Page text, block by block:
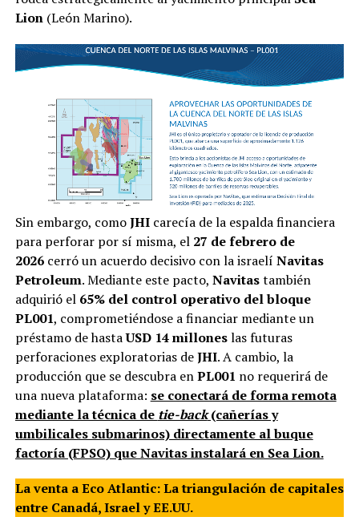
Lion(León Marino).
Sin embargo, comoJHIcarecía de la espalda financiera
para perforar por sí misma, el 27 de febrero de
2026cerró un acuerdo decisivo con la israelí Navitas
Petroleum. Mediante este pacto, Navitastambién
adquirió el 65% del control operativo del bloque
PL001, comprometiéndose a financiar mediante un
préstamo de hastaUSD 14 milloneslas futuras
perforaciones exploratorias deJHI. A cambio, la
producción que se descubra enPL001 no requerirá de
una nueva plataforma: se conectará de forma remota
mediante la técnica de tie-back(cañerías y
umbilicales submarinos) directamente al buque
factoría (FPSO) que Navitas instalará en Sea Lion.
La venta a Eco Atlantic: La triangulación de capitales
entre Canadá, Israel y EE.UU.